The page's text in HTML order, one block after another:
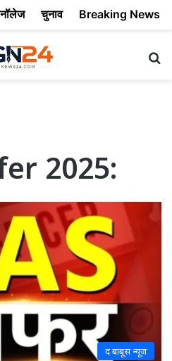
2025:
द बाबूस न्यूज़
नॉलेज चुनाव Breaking News